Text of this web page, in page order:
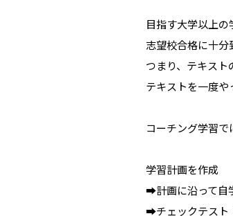
目指す大学以上の
志望校合格に十分
つまり、テキスト
テキストを一度や
コーチング学習で
学習計画を作成
➡計画に沿って自
➡チェックテスト